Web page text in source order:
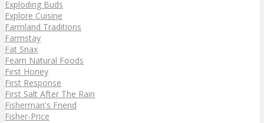
Exploding Buds
Explore Cuisine
Farmland Traditions
Farmstay
Fat Snax
Fearn Natural Foods
First Honey
First Response
First Salt After The Rain
Fisherman's Friend
Fisher-Price